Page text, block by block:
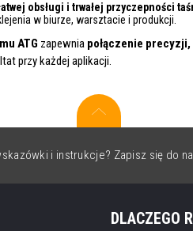
obsługi i trwałej przyczepności
w biurze, warsztacie i produkcji.
ATG zapewnia połączenie
przy każdej aplikacji.
i instrukcje? Zapisz się do
DLACZEGO